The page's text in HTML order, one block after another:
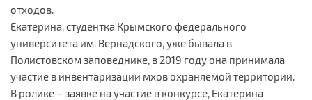
отходов.
Екатерина, студентка Крымского федерального
университета им. Вернадского, уже бывала в
Полистовском заповеднике, в 2019 году она принимала
участие в инвентаризации мхов охраняемой территории.
В ролике – заявке на участие в конкурсе, Екатерина